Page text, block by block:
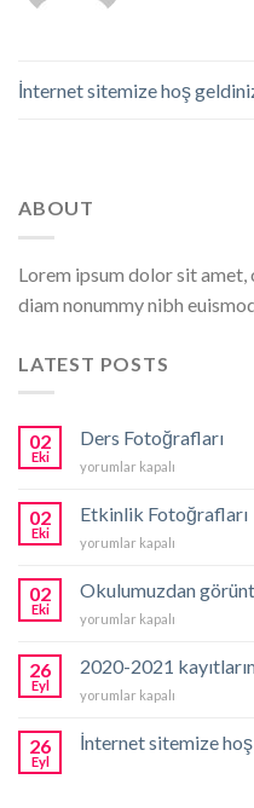
İnternet sitemize hoş
ABOUT
Lorem ipsum dolor sit
diam nonummy nibh
LATEST POSTS
02
Eki
Ders Fotoğrafları
Ders
için
yorumlar kapalı
02
Eki
Etkinlik Fotoğrafları
Etkinlik
için
yorumlar kapalı
02
Eki
Okulumuzdan
Okulumuzdan
için
yorumlar kapalı
26
Eyl
2020-2021
2020-
kayıtlarımız
yorumlar kapalı
26
Eyl
İnternet sitemize